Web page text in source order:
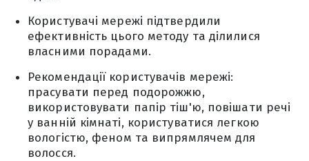
Користувачі мережі підтвердили
ефективність цього методу та ділилися
власними порадами.
Рекомендації користувачів мережі:
прасувати перед подорожжю,
використовувати папір тіш'ю, повішати речі
у ванній кімнаті, користуватися легкою
вологістю, феном та випрямлячем для
волосся.